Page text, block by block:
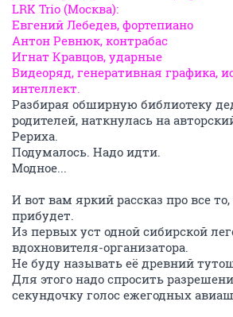
LRK Trio (Москва):
Евгений Лебедев, фортепиано
Антон Ревнюк, контрабас
Игнат Кравцов, ударные
Видеоряд, генеративная графика,
интеллект.
Разбирая обширную библиотеку
родителей, наткнулась на
Рериха.
Подумалось. Надо идти.
Модное...
И вот вам яркий рассказ про все
прибудет.
Из первых уст одной сибирской
вдохновителя-организатора.
Не буду называть её древний
Для этого надо спросить
секундочку голос ежегодных